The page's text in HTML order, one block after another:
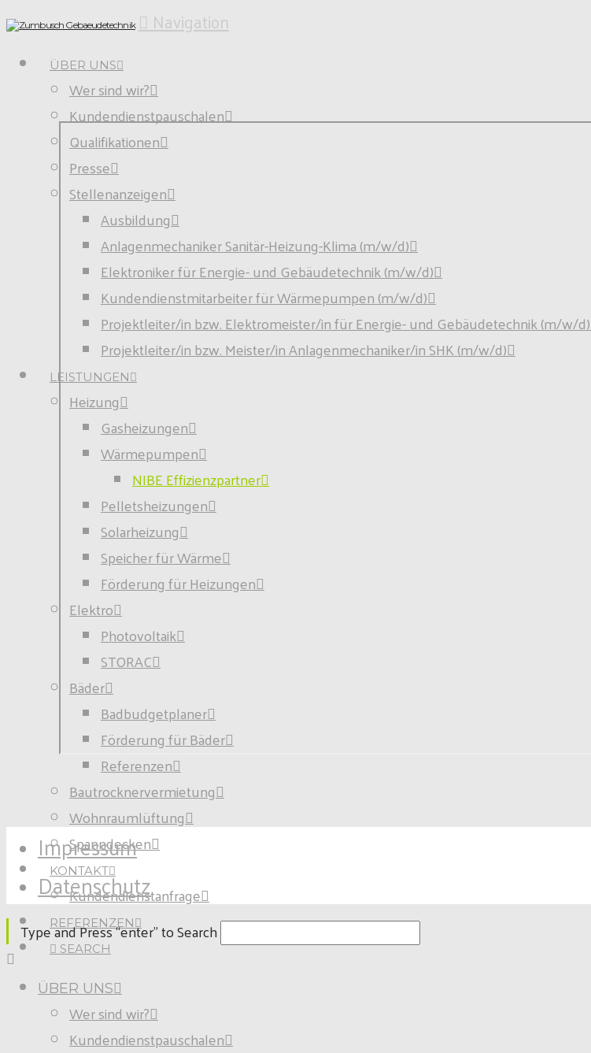
Navigation
ÜBER UNS
Wer sind wir?
Kundendienstpauschalen
Qualifikationen
Presse
Stellenanzeigen
Ausbildung
Anlagen­mech­aniker Sanitär-Heizung-Klima (m/w/d)
Elektroniker für Energie- und Gebäudetechnik (m/w/d)
Kundendienstmitarbeiter für Wärmepumpen (m/w/d)
Projektleiter/in bzw. Elektromeister/in für Energie- und Gebäudetechnik (m/w/d)
Projektleiter/in bzw. Meister/in Anlagenmechaniker/in SHK (m/w/d)
LEISTUNGEN
Heizung
Gasheizungen
Wärmepumpen
NIBE Effizienzpartner
Pelletsheizungen
Solarheizung
Speicher für Wärme
Förderung für Heizungen
Elektro
Photovoltaik
STORAC
Bäder
Badbudgetplaner
Förderung für Bäder
Referenzen
Bautrocknervermietung
Wohnraumlüftung
Spanndecken
KONTAKT
Kundendienstanfrage
REFERENZEN
SEARCH
ÜBER UNS
Wer sind wir?
Kundendienstpauschalen
Impressum
Datenschutz
Type and Press “enter” to Search